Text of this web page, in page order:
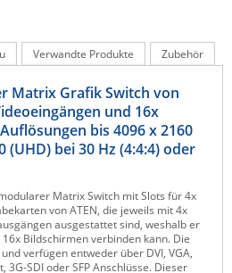
Verwandte Produkte Zubehör
Matrix Grafik Switch von
und 16x
bis 4096 x 2160
(UHD) bei 30 Hz (4:4:4) oder
Matrix Switch mit Slots für 4x
von ATEN, die jeweils mit 4x
ausgestattet sind, weshalb er
Bildschirmen verbinden kann. Die
verfügen entweder über DVI, VGA,
3G-SDI oder SFP Anschlüsse. Dieser